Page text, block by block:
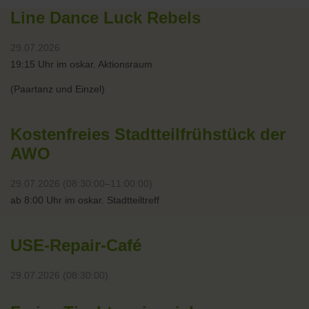
Line Dance Luck Rebels
29.07.2026
19:15 Uhr im oskar. Aktionsraum
(Paartanz und Einzel)
Kostenfreies Stadtteilfrühstück der
AWO
29.07.2026 (08:30:00–11:00:00)
ab 8:00 Uhr im oskar. Stadtteiltreff
USE-Repair-Café
29.07.2026 (08:30:00)